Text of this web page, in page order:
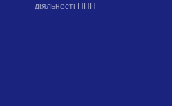
діяльності НПП